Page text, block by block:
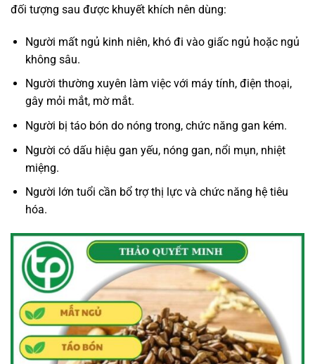
đối tượng sau được khuyết khích nên dùng:
Người mất ngủ kinh niên, khó đi vào giấc ngủ hoặc ngủ
không sâu.
Người thường xuyên làm việc với máy tính, điện thoại,
gây mỏi mắt, mờ mắt.
Người bị táo bón do nóng trong, chức năng gan kém.
Người có dấu hiệu gan yếu, nóng gan, nổi mụn, nhiệt
miệng.
Người lớn tuổi cần bổ trợ thị lực và chức năng hệ tiêu
hóa.